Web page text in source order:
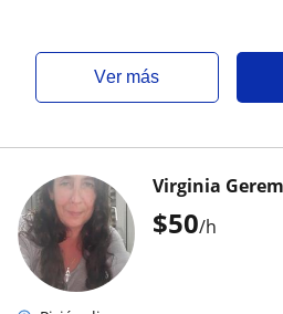
ver más
$50/h
Virginia